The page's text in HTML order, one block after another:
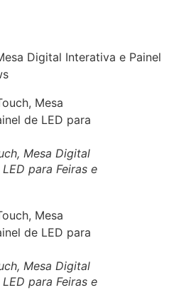
Digital Interativa e Painel
Mesa Digital
para Feiras e
Mesa Digital
para Feiras e